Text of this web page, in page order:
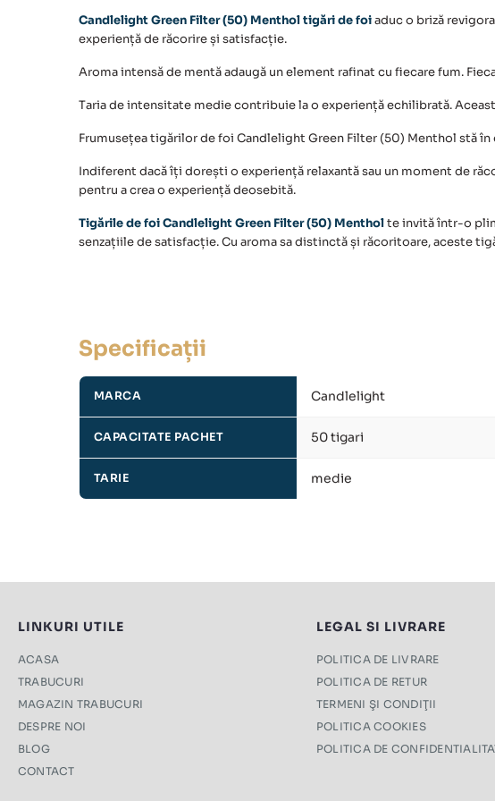
Candlelight Green Filter (50) Mentholtigări de foiaduc o briză
experiență de răcorire și satisfacție.
Aroma intensă de mentă adaugă un element rafinat cu fiecare fum.
Taria de intensitate medie contribuie la o experiență echilibrată.
Frumusețeatigărilor de foi Candlelight Green Filter (50) Menthol stă în
Indiferent dacă îți dorești o experiență relaxantă sau un moment de
pentru a crea o experiență deosebită.
Tigările de foi Candlelight Green Filter (50) Mentholte invită într-o
senzațiile de satisfacție. Cu aroma sa distinctă și răcoritoare, aceste
Specificații
MARCA Candlelight
CAPACITATE PACHET 50 tigari
TARIE medie
LINKURI UTILE
ACASA
TRABUCURI
MAGAZIN TRABUCURI
DESPRE NOI
BLOG
CONTACT
LEGAL SI LIVRARE
POLITICA DE LIVRARE
POLITICA DE RETUR
TERMENI ŞI CONDIŢII
POLITICA COOKIES
POLITICA DE